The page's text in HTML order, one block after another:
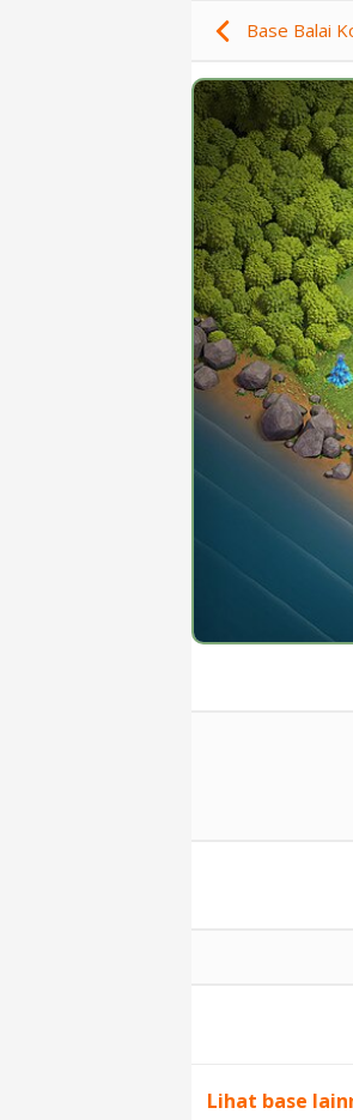
Base Balai
Lihat base